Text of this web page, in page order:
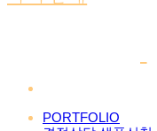
PORTFOLIO